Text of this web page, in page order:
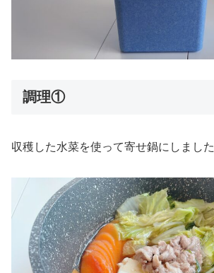
調理①
収穫した水菜を使って寄せ鍋にしました